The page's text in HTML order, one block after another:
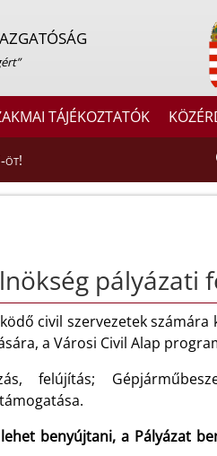
TÁJÉKOZTATÓK
öt!
pályázati
civil szervezetek számára
a Városi Civil Alap
felújítás;
benyújtani, a Pályázat